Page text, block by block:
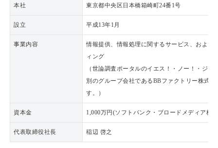
本社 東京都中央区日本橋箱崎町24番1号
設立 平成13年1月
事業内容
情報提供、情報処理に関するサービス、および
ィング
（世論調査ポータルのイエス！・ノー！・ジャ
別のグループ会社であるBBファクトリー株式
す。）
資本金 1,000万円(ソフトバンク・ブロードメディア株
代表取締役社長 稲辺 啓之